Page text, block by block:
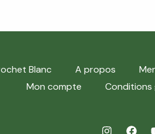
Blanc A propos
Mon compte
Conditions